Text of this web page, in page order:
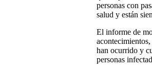
personas con
salud y están
El informe de
han ocurrido y
personas